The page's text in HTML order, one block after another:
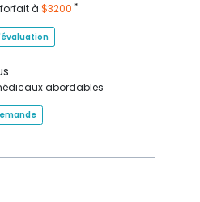
à $3200 *
abordables